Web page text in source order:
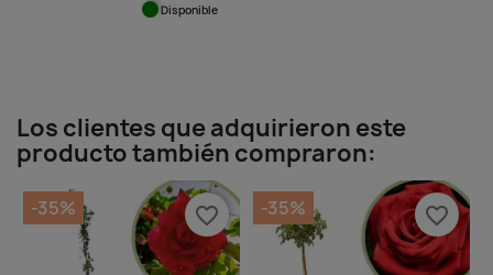
Disponible
Los clientes que adquirieron este
producto también compraron:
-35% favorite_border -35% favorite_border